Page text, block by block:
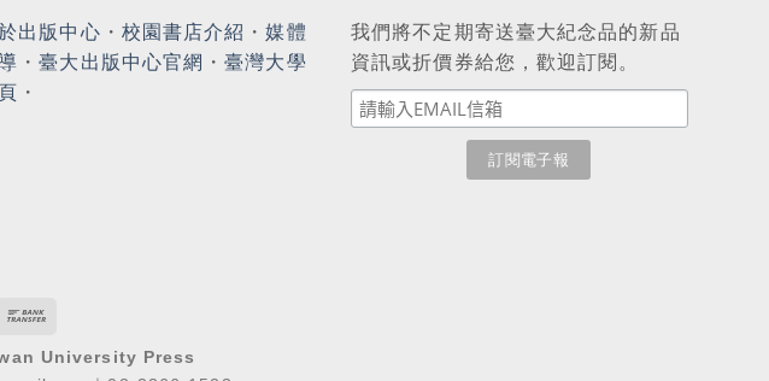
出版中心 ・ 校園書店介紹 ・媒體
・臺大出版中心官網 ・臺灣大學
・
我們將不定期寄送臺大紀念品的新品
資訊或折價券給您，歡迎訂閱。
University Press